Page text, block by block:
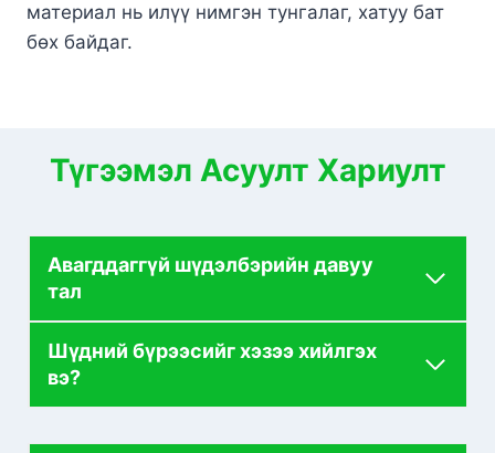
материал нь илүү нимгэн тунгалаг, хатуу бат
бөх байдаг.
Түгээмэл Асуулт Хариулт
Авагддаггүй шүдэлбэрийн давуу
тал
Шүдний бүрээсийг хэзээ хийлгэх
вэ?